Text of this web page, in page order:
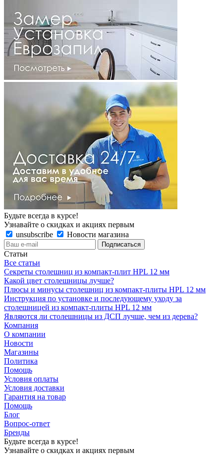
Будьте всегда в курсе!
Узнавайте о скидках и акциях первым
unsubscribe
Новости магазина
Статьи
Все статьи
Секреты столешниц из компакт-плит HPL 12 мм
Какой цвет столешницы лучше?
Плюсы и минусы столешниц из компакт-плиты HPL 12 мм
Инструкция по установке и последующему уходу за
столешницей из компакт-плиты HPL 12 мм
Являются ли столешницы из ДСП лучше, чем из дерева?
Компания
О компании
Новости
Магазины
Политика
Помощь
Условия оплаты
Условия доставки
Гарантия на товар
Помощь
Блог
Вопрос-ответ
Бренды
Будьте всегда в курсе!
Узнавайте о скидках и акциях первым